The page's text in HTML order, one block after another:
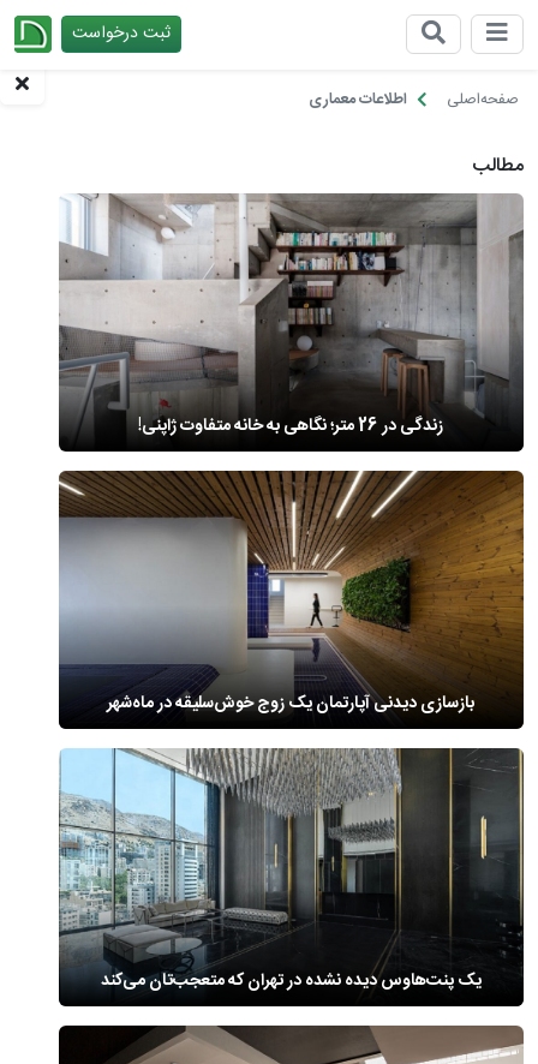
ثبت درخواست
صفحه‌اصلی اطلاعات معماری
مطالب
زندگی در 26 متر؛ نگاهی به خانه متفاوت ژاپنی!
بازسازی دیدنی آپارتمان یک زوج خوش‌سلیقه در ماه‌شهر
یک پنت‌هاوس دیده نشده در تهران که متعجب‌تان می‌کند